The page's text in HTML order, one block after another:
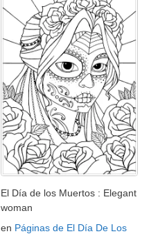
El Día de los Muertos : Elegant
woman
en Páginas de El Día De Los